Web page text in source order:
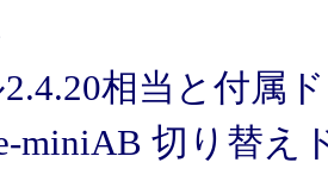
相当と付属
miniAB 切り替